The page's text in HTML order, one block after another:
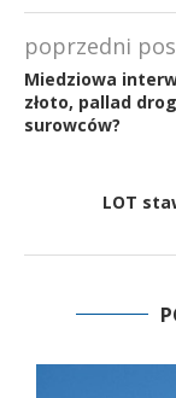
poprzedni
Miedziowa
złoto, pallad
surowców?
LOT